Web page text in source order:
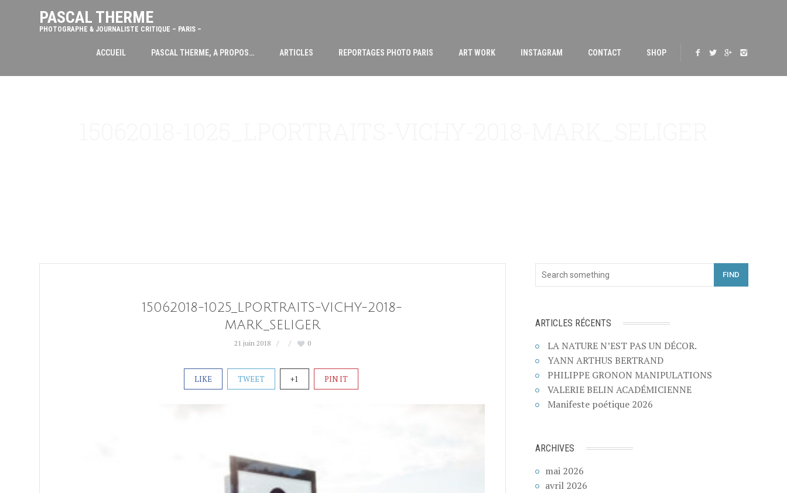
PASCAL THERME
PHOTOGRAPHE & JOURNALISTE CRITIQUE – PARIS –
ACCUEIL PASCAL THERME, A PROPOS… ARTICLES REPORTAGES PHOTO PARIS ART WORK INSTAGRAM CONTACT SHOP
15062018-1025_LPORTRAITS-VICHY-2018-
MARK_SELIGER
21 juin 2018 0
LIKE TWEET +1 PIN IT
FIND
ARTICLES RÉCENTS
LA NATURE N’EST PAS UN DÉCOR.
YANN ARTHUS BERTRAND
PHILIPPE GRONON MANIPULATIONS
VALERIE BELIN ACADÉMICIENNE
Manifeste poétique 2026
ARCHIVES
mai 2026
avril 2026